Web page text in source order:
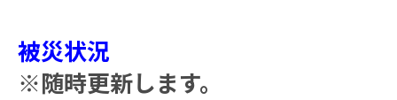
被災状況
※随時更新します。